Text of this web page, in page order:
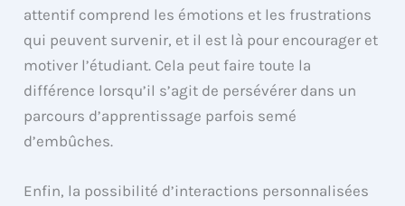
attentif comprend les émotions et les frustrations
qui peuvent survenir, et il est là pour encourager et
motiver l’étudiant. Cela peut faire toute la
différence lorsqu’il s’agit de persévérer dans un
parcours d’apprentissage parfois semé
d’embûches.
Enfin, la possibilité d’interactions personnalisées